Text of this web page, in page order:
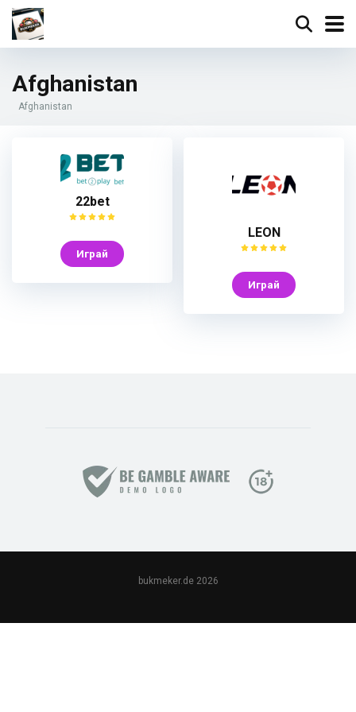
Afghanistan
Afghanistan
22bet
Играй
LEON
Играй
bukmeker.de 2026